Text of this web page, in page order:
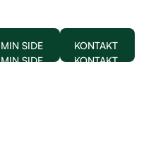
MIN SIDE
MIN SIDE
KONTAKT
KONTAKT